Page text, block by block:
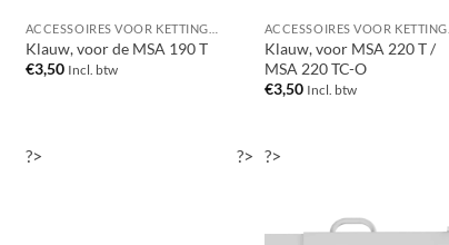
Klauw, voor de MSA 190 T
€3,50 Incl. btw
Klauw, voor MSA 220 T /
MSA 220 TC-O
€3,50 Incl. btw
?> ?> ?>